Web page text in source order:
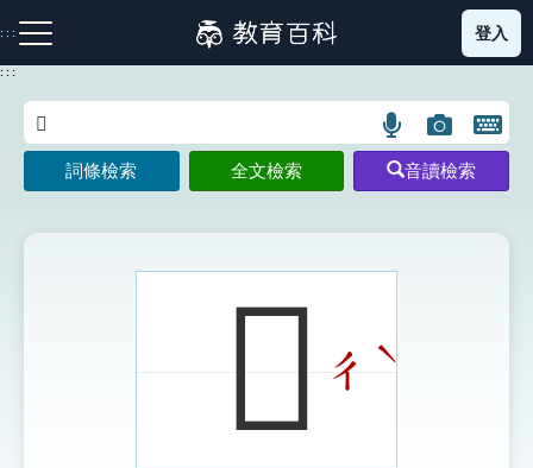
到
主
:::
注音索引圖示 筆畫索引圖示 部首索引表圖示
登入
:::
語
言
搜
示
圖
片
搜
開
鍵
圖
詞條檢索 全文檢索 音讀檢索
𦎚ㄔ ˋ